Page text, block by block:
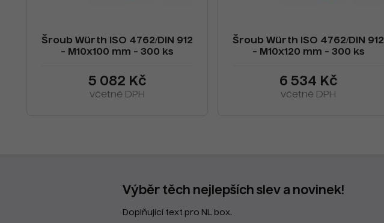
Šroub Würth ISO 4762/DIN 912
- M10x100 mm - 300 ks
5 082 Kč
včetně DPH
Šroub Würth ISO 4762/DIN 912
- M10x120 mm - 300 ks
6 534 Kč
včetně DPH
Výběr těch nejlepších slev a novinek!
Doplňující text pro NL box.